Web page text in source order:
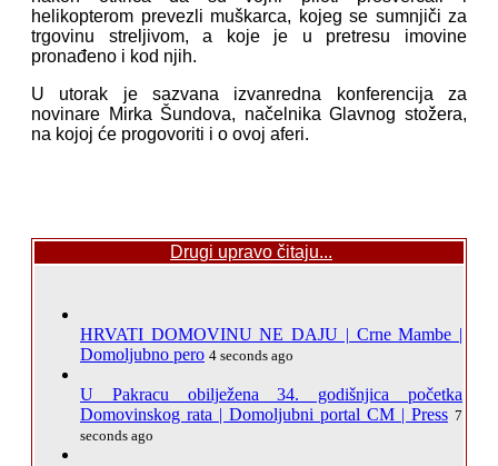
helikopterom prevezli muškarca, kojeg se sumnjiči za
trgovinu streljivom, a koje je u pretresu imovine
pronađeno i kod njih.
U utorak je sazvana izvanredna konferencija za
novinare Mirka Šundova, načelnika Glavnog stožera,
na kojoj će progovoriti i o ovoj aferi.
Drugi upravo čitaju...
HRVATI DOMOVINU NE DAJU | Crne Mambe |
Domoljubno pero 4 seconds ago
U Pakracu obilježena 34. godišnjica početka
Domovinskog rata | Domoljubni portal CM | Press 7
seconds ago